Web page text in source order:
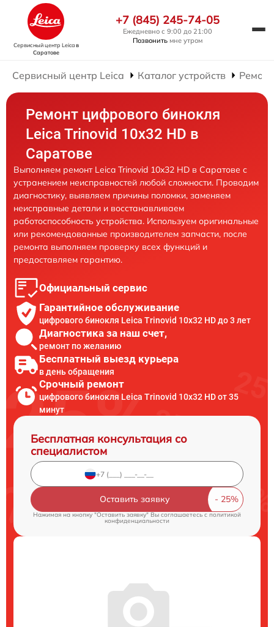
Сервисный центр Leicaв
Саратове
+7 (845) 245-74-05
Ежедневно с 9:00 до 21:00
Позвонить мне утром
Сервисный центр Leica Каталог устройств
Ремонт цифрового бинокля
Leica Trinovid 10x32 HD в
Саратове
Выполняем ремонт Leica Trinovid 10x32 HD в Саратове с
устранением неисправностей любой сложности. Проводим
диагностику, выявляем причины поломки, заменяем
неисправные детали и восстанавливаем
работоспособность устройства. Используем оригинальные
или рекомендованные производителем запчасти, после
ремонта выполняем проверку всех функций и
предоставляем гарантию.
Официальный сервис
Гарантийное обслуживание
цифрового бинокля Leica Trinovid 10x32 HD до 3 лет
Диагностика за наш счет,
ремонт по желанию
Бесплатный выезд курьера
в день обращения
Срочный ремонт
цифрового бинокля Leica Trinovid 10x32 HD от 35
минут
Бесплатная консультация со
специалистом
Оставить заявку
Нажимая на кнопку "Оставить заявку" Вы соглашаетесь cполитикой
конфиденциальности